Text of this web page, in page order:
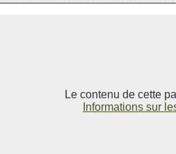
Le contenu de cette
Informations sur